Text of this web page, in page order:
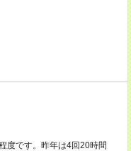
です。昨年は4回20時間